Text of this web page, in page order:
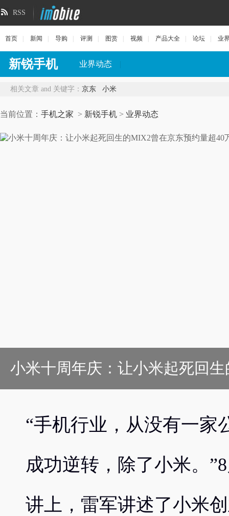
RSS
首页 新闻 导购 评测 图赏 视频 产品大全 论坛 业
新锐手机 业界动态
相关文章 and 关键字： 京东 小米
当前位置： 手机之家 > 新锐手机 > 业界动态
小米十周年庆：让小米起死回
“手机行业，从没有一家
成功逆转，除了小米。
讲上，雷军讲述了小米